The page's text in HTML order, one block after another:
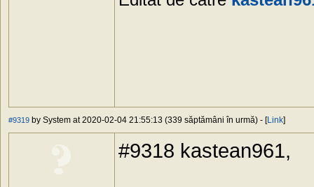
#9319 by System at 2020-02-04 21:55:13 (339 săptămâni în urmă) - [Link]
#9318 kastean961,